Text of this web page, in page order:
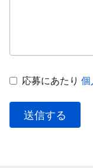
応募にあたり 個
送信する